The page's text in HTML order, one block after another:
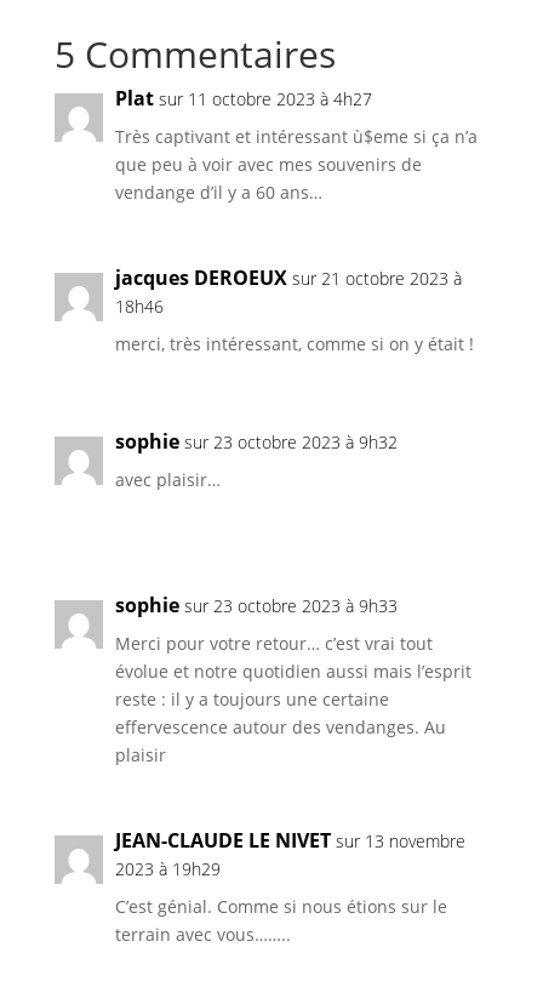
5 Commentaires
Plat sur 11 octobre 2023 à 4h27
Très captivant et intéressant ù$eme si ça n’a
que peu à voir avec mes souvenirs de
vendange d’il y a 60 ans…
jacques DEROEUX sur 21 octobre 2023 à
18h46
merci, très intéressant, comme si on y était !
sophie sur 23 octobre 2023 à 9h32
avec plaisir…
sophie sur 23 octobre 2023 à 9h33
Merci pour votre retour… c’est vrai tout
évolue et notre quotidien aussi mais l’esprit
reste : il y a toujours une certaine
effervescence autour des vendanges. Au
plaisir
JEAN-CLAUDE LE NIVET sur 13 novembre
2023 à 19h29
C’est génial. Comme si nous étions sur le
terrain avec vous……..